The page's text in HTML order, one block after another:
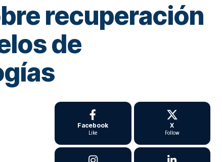
recuperación
de
Facebook
Like
X
Follow